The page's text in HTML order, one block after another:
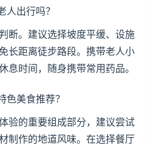
人出行吗？
断。建议选择坡度平缓、设施
长距离徒步路段。携带老人小
息时间，随身携带常用药品。
色美食推荐？
验的重要组成部分，建议尝试
制作的地道风味。在选择餐厅